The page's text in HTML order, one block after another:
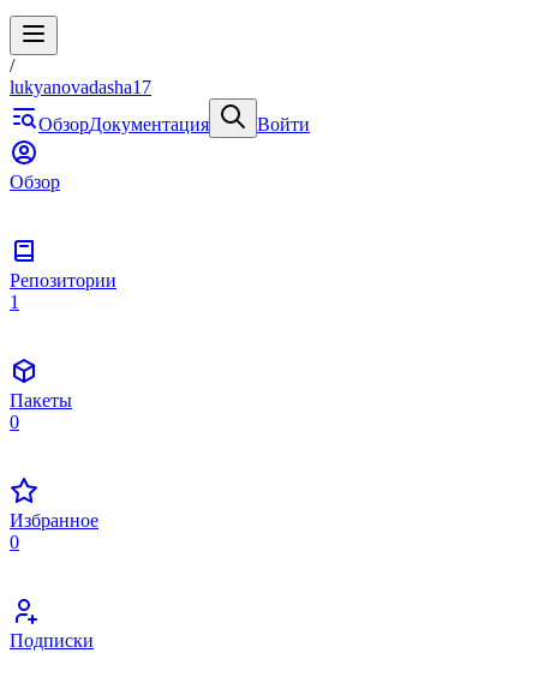
/
lukyanovadasha17
ОбзорДокументация Войти
Обзор
Репозитории
1
Пакеты
0
Избранное
0
Подписки